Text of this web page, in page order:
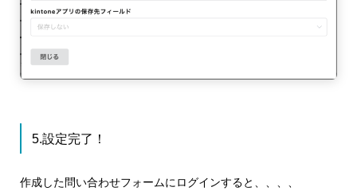
5.設定完了！
作成した問い合わせフォームにログインすると、、、、